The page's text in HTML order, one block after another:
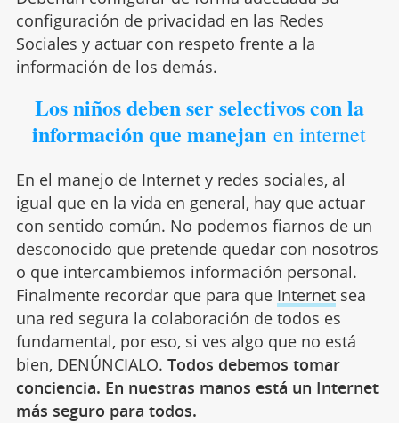
configuración de privacidad en las Redes
Sociales y actuar con respeto frente a la
información de los demás.
Los niños deben ser selectivos con la
información que manejan en internet
En el manejo de Internet y redes sociales, al
igual que en la vida en general, hay que actuar
con sentido común. No podemos fiarnos de un
desconocido que pretende quedar con nosotros
o que intercambiemos información personal.
Finalmente recordar que para que Internet sea
una red segura la colaboración de todos es
fundamental, por eso, si ves algo que no está
bien, DENÚNCIALO. Todos debemos tomar
conciencia. En nuestras manos está un Internet
más seguro para todos.